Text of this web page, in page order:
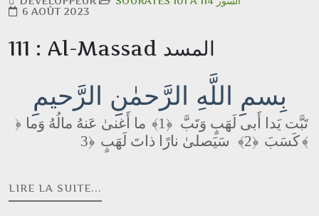
6 AOÛT 2023
111 : Al-Massad المسد
بِسمِ اللَّهِ الرَّحمٰنِ الرَّحيمِ
﴿ تَبَّت يَدا أَبى لَهَبٍ وَتَبَّ ﴿1﴾
ما أَغنىٰ عَنهُ مالُهُ وَما
كَسَبَ ﴿2﴾ سَيَصلىٰ نارًا ذاتَ لَهَبٍ ﴿3﴾
LIRE LA SUITE...